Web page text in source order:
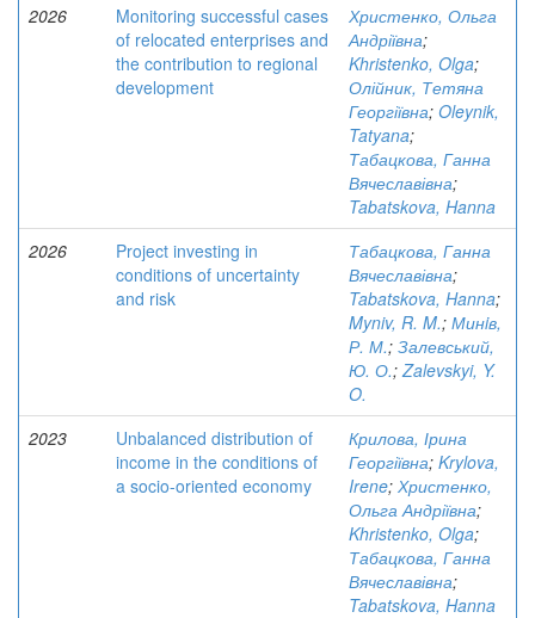
2026
Monitoring successful cases
of relocated enterprises and
the contribution to regional
development
Христенко, Ольга
Андріївна;
Khristenko, Olga;
Олійник, Тетяна
Георгіївна; Oleynik,
Tatyana;
Табацкова, Ганна
Вячеславівна;
Tabatskova, Hanna
2026
Project investing in
conditions of uncertainty
and risk
Табацкова, Ганна
Вячеславівна;
Tabatskova, Hanna;
Myniv, R. M.; Минiв,
Р. М.; Залевський,
Ю. О.;Zalevskyi, Y.
O.
2023
Unbalanced distribution of
income in the conditions of
a socio-oriented economy
Крилова, Ірина
Георгіївна; Krylova,
Irene; Христенко,
Ольга Андріївна;
Khristenko, Olga;
Табацкова, Ганна
Вячеславівна;
Tabatskova, Hanna